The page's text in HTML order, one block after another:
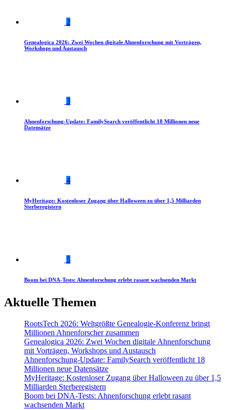
2
Genealogica 2026: Zwei Wochen digitale Ahnenforschung mit Vorträgen,
Workshops und Austausch
3
Ahnenforschung-Update: FamilySearch veröffentlicht 18 Millionen neue
Datensätze
4
MyHeritage: Kostenloser Zugang über Halloween zu über 1,5 Milliarden
Sterberegistern
5
Boom bei DNA-Tests: Ahnenforschung erlebt rasant wachsenden Markt
Aktuelle Themen
RootsTech 2026: Weltgrößte Genealogie-Konferenz bringt
Millionen Ahnenforscher zusammen
Genealogica 2026: Zwei Wochen digitale Ahnenforschung
mit Vorträgen, Workshops und Austausch
Ahnenforschung-Update: FamilySearch veröffentlicht 18
Millionen neue Datensätze
MyHeritage: Kostenloser Zugang über Halloween zu über 1,5
Milliarden Sterberegistern
Boom bei DNA-Tests: Ahnenforschung erlebt rasant
wachsenden Markt